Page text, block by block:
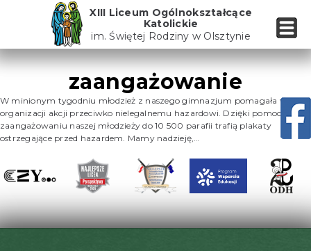
XIII Liceum Ogólnokształcące
Katolickie
im. Świętej Rodziny w Olsztynie
zaangażowanie
W minionym tygodniu młodzież z naszego gimnazjum pomagała w
organizacji akcji przeciwko nielegalnemu hazardowi. Dzięki pomocy i
zaangażowaniu naszej młodzieży do 10 500 parafii trafią plakaty
ostrzegające przed hazardem. Mamy nadzieję,…